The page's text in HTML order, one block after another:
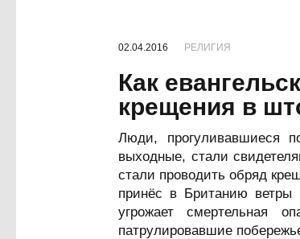
02.04.2016 РЕЛИГИЯ
Как
крещения в
Люди, прогуливавшиеся
выходные, стали
стали проводить обряд
принёс в Британию
угрожает смертельная
патрулировавшие